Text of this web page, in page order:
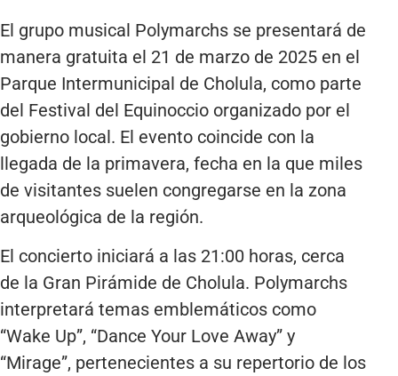
El grupo musical Polymarchs se presentará de
manera gratuita el 21 de marzo de 2025 en el
Parque Intermunicipal de Cholula, como parte
del Festival del Equinoccio organizado por el
gobierno local. El evento coincide con la
llegada de la primavera, fecha en la que miles
de visitantes suelen congregarse en la zona
arqueológica de la región.
El concierto iniciará a las 21:00 horas, cerca
de la Gran Pirámide de Cholula. Polymarchs
interpretará temas emblemáticos como
“Wake Up”, “Dance Your Love Away” y
“Mirage”, pertenecientes a su repertorio de los